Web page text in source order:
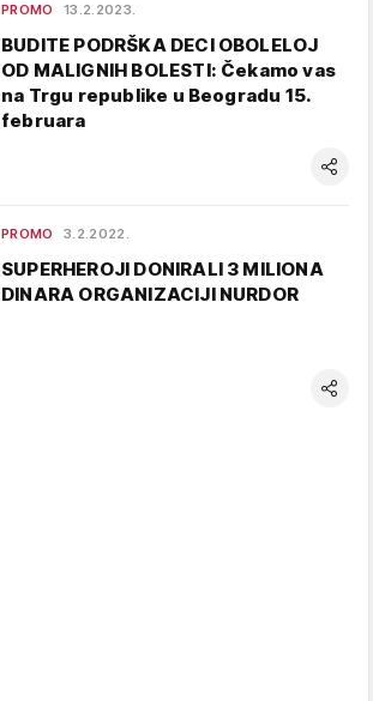
PROMO 13.2.2023.
BUDITE PODRŠKA DECI OBOLELOJ
OD MALIGNIH BOLESTI: Čekamo vas
na Trgu republike u Beogradu 15.
februara
PROMO 3.2.2022.
SUPERHEROJI DONIRALI 3 MILIONA
DINARA ORGANIZACIJI NURDOR